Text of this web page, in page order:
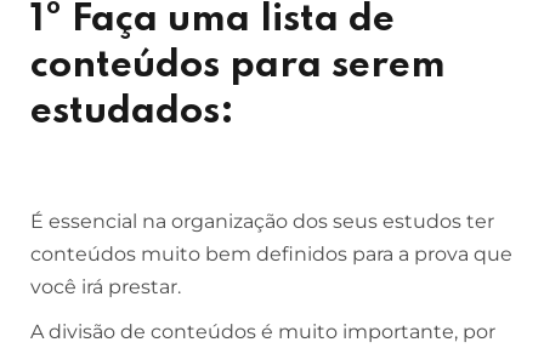
1º Faça uma lista de
conteúdos para serem
estudados:
É essencial na organização dos seus estudos ter
conteúdos muito bem definidos para a prova que
você irá prestar.
A divisão de conteúdos é muito importante, por